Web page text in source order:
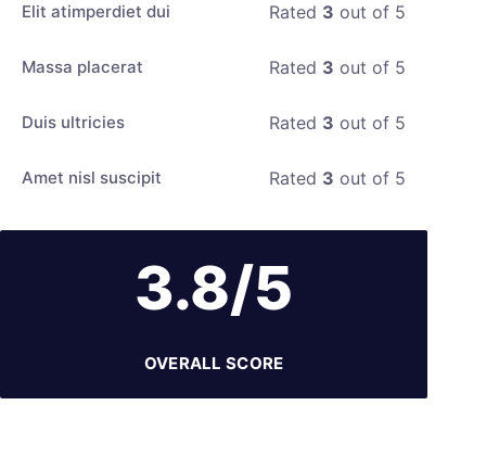
Elit atimperdiet dui Rated 3 out of 5
Massa placerat Rated 3 out of 5
Duis ultricies Rated 3 out of 5
Amet nisl suscipit Rated 3 out of 5
3.8/5
OVERALL SCORE